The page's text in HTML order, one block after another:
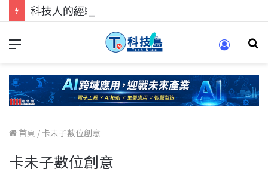
首頁 /卡未子數位創意
卡未子數位創意